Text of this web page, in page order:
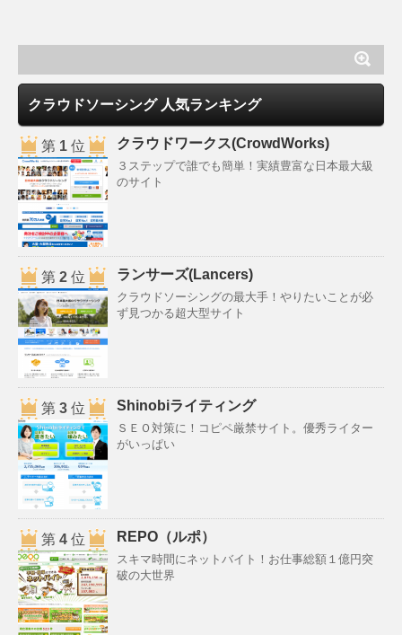
クラウドソーシング 人気ランキング
第 1位 クラウドワークス(CrowdWorks)
３ステップで誰でも簡単！実績豊富な日本最大級
のサイト
第 2位 ランサーズ(Lancers)
クラウドソーシングの最大手！やりたいことが必
ず見つかる超大型サイト
第 3位 Shinobiライティング
ＳＥＯ対策に！コピペ厳禁サイト。優秀ライター
がいっぱい
第 4位 REPO（ルポ）
スキマ時間にネットバイト！お仕事総額１億円突
破の大世界